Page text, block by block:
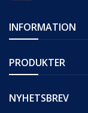
INFORMATION
PRODUKTER
NYHETSBREV